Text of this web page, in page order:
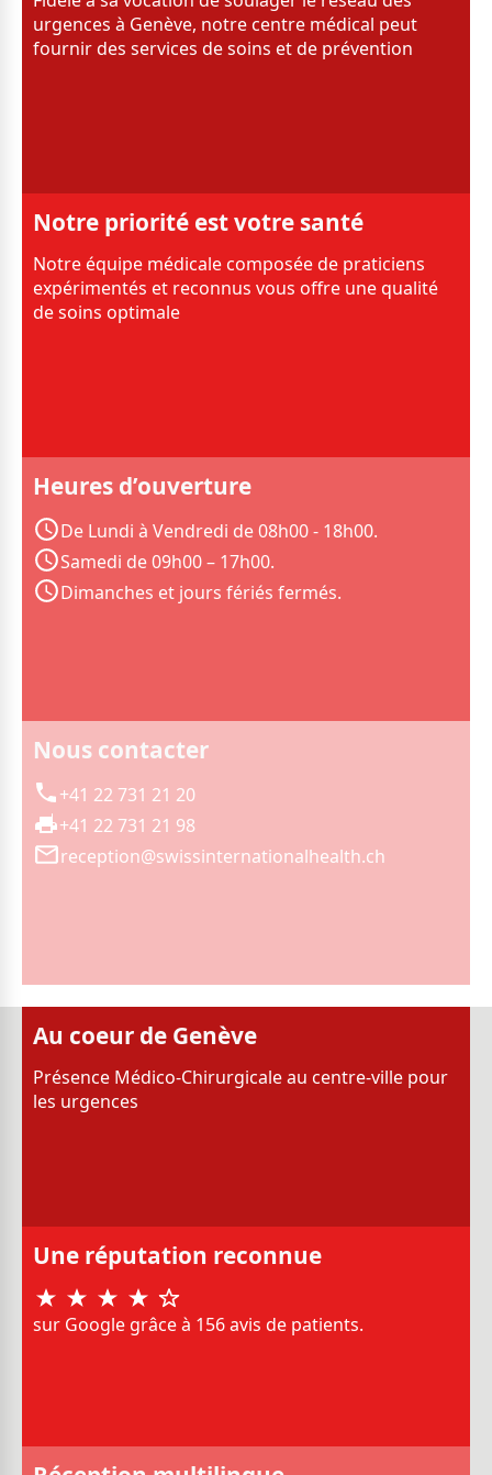
urgences à Genève, notre centre médical peut
fournir des services de soins et de prévention
Notre priorité est votre santé
Notre équipe médicale composée de praticiens
expérimentés et reconnus vous offre une qualité
de soins optimale
Heures d’ouverture
De Lundi à Vendredi de 08h00 - 18h00.
Samedi de 09h00 – 17h00.
Dimanches et jours fériés fermés.
Nous contacter
+41 22 731 21 20
+41 22 731 21 98
reception@swissinternationalhealth.ch
Au coeur de Genève
Présence Médico-Chirurgicale au centre-ville pour
les urgences
Une réputation reconnue
sur Google grâce à 156 avis de patients.